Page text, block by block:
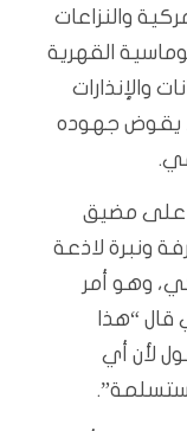
والنزاعات
القهرية
والإنذارات
يقوض جهوده
على مضيق
ونبرة لاذعة
وهو أمر
“هذا
لأن أي